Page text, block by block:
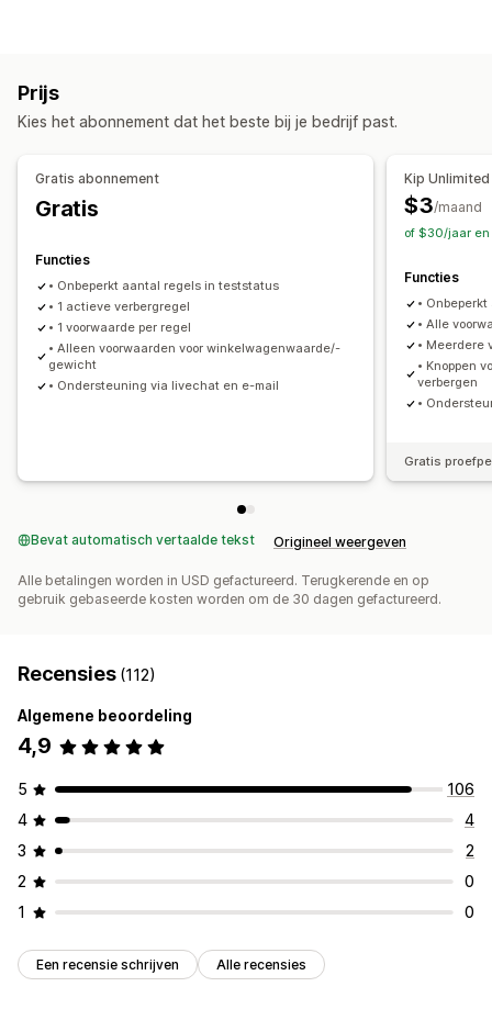
Extra kosten
Checkout-aanpassing
Prijs
Kies het abonnement dat het beste bij je bedrijf past.
Gratis abonnement
Gratis
Functies
• Onbeperkt aantal regels in teststatus
• 1 actieve verbergregel
• 1 voorwaarde per regel
• Alleen voorwaarden voor winkelwagenwaarde/-
gewicht
• Ondersteuning via livechat en e-mail
Kip Unlimited
$3/maand
of $30/jaar en
Functies
•
• Alle
• Meerdere
• Knoppen
verbergen
•
Gratis
Bevat automatisch vertaalde tekst Origineel weergeven
Alle betalingen worden in USD gefactureerd. Terugkerende en op
gebruik gebaseerde kosten worden om de 30 dagen gefactureerd.
Recensies (112)
Algemene beoordeling
4,9
5
106
4
4
3
2
2
0
1
0
Een recensie schrijven Alle recensies